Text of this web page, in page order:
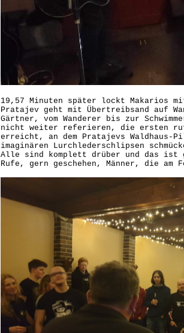
19,57 Minuten später lockt Makarios
Pratajev geht mit Übertreibsand auf
Gärtner, vom Wanderer bis zur
nicht weiter referieren, die ersten
erreicht, an dem Pratajevs Waldhaus-
imaginären Lurchlederschlipsen
Alle sind komplett drüber und das ist
Rufe, gern geschehen, Männer, die am